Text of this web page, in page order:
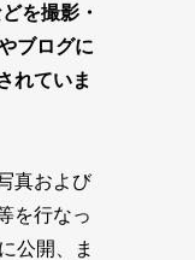
を撮影・
ブログに
れていま
真および
を行なっ
公開、ま